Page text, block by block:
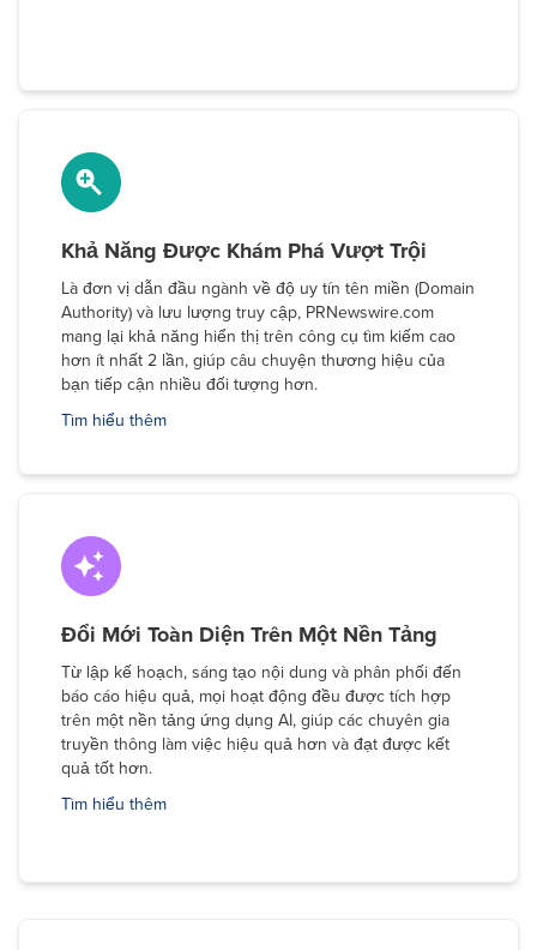
Khả Năng Được Khám Phá Vượt Trội
Là đơn vị dẫn đầu ngành về độ uy tín tên miền (Domain
Authority) và lưu lượng truy cập, PRNewswire.com
mang lại khả năng hiển thị trên công cụ tìm kiếm cao
hơn ít nhất 2 lần, giúp câu chuyện thương hiệu của
bạn tiếp cận nhiều đối tượng hơn.
Tìm hiểu thêm
Đổi Mới Toàn Diện Trên Một Nền Tảng
Từ lập kế hoạch, sáng tạo nội dung và phân phối đến
báo cáo hiệu quả, mọi hoạt động đều được tích hợp
trên một nền tảng ứng dụng AI, giúp các chuyên gia
truyền thông làm việc hiệu quả hơn và đạt được kết
quả tốt hơn.
Tìm hiểu thêm